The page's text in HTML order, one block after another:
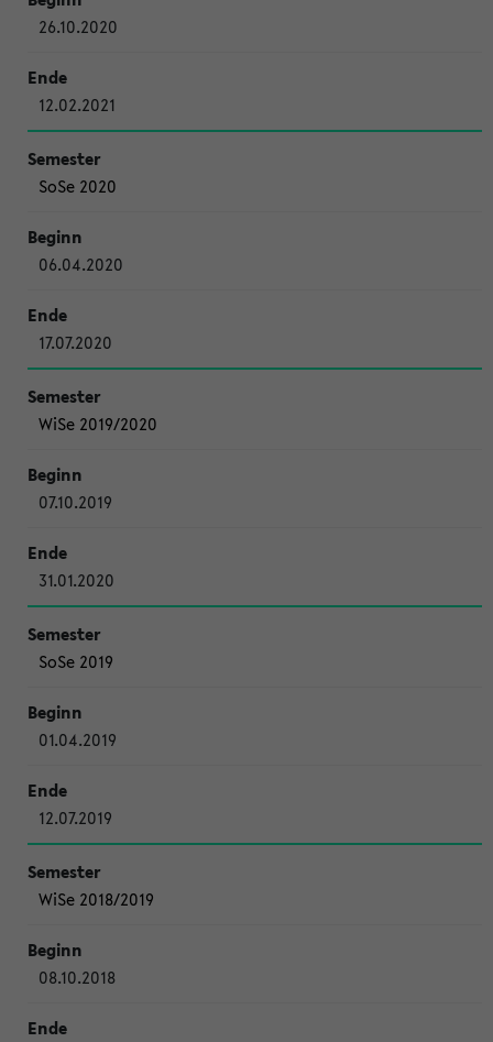
26.10.2020
12.02.2021
SoSe 2020
06.04.2020
17.07.2020
WiSe 2019/2020
07.10.2019
31.01.2020
SoSe 2019
01.04.2019
12.07.2019
WiSe 2018/2019
08.10.2018